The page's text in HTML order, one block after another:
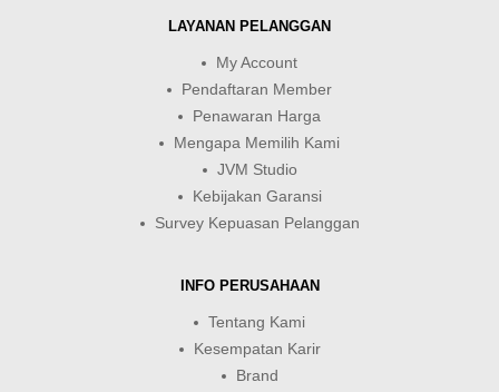
LAYANAN PELANGGAN
My Account
Pendaftaran Member
Penawaran Harga
Mengapa Memilih Kami
JVM Studio
Kebijakan Garansi
Survey Kepuasan Pelanggan
INFO PERUSAHAAN
Tentang Kami
Kesempatan Karir
Brand